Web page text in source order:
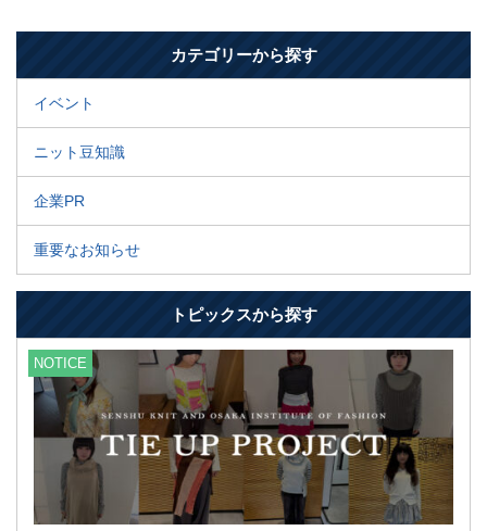
カテゴリーから探す
イベント
ニット豆知識
企業PR
重要なお知らせ
トピックスから探す
NOTICE